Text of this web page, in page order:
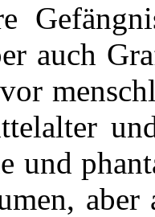
auch
und